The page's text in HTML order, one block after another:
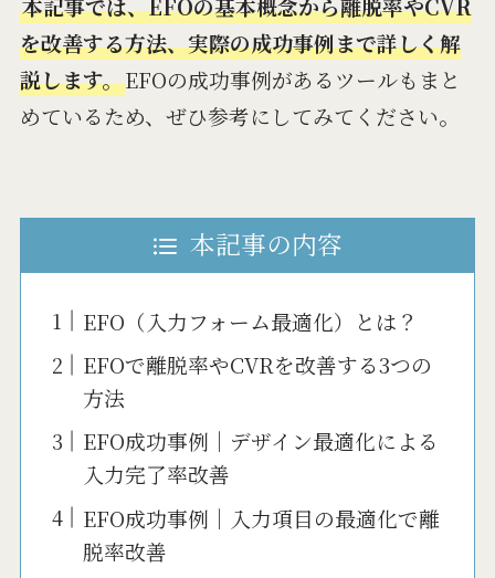
本記事では、EFOの基本概念から離脱率やCVR
を改善する方法、実際の成功事例まで詳しく解
説します。EFOの成功事例があるツールもまと
めているため、ぜひ参考にしてみてください。
本記事の内容
EFO（入力フォーム最適化）とは？
EFOで離脱率やCVRを改善する3つの
方法
EFO成功事例｜デザイン最適化による
入力完了率改善
EFO成功事例｜入力項目の最適化で離
脱率改善